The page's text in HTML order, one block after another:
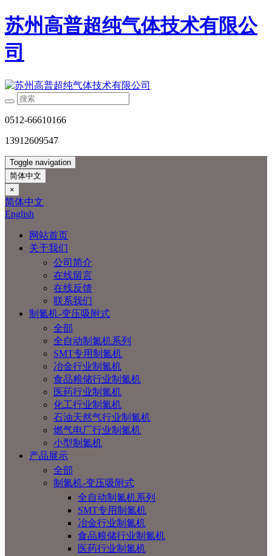
苏州高普超纯气体技术有限公
司
0512-66610166
13912609547
Toggle navigation
简体中文
×
简体中文
English
网站首页
关于我们
公司简介
在线留言
在线反馈
联系我们
制氮机-变压吸附式
全部
全自动制氮机系列
SMT专用制氮机
冶金行业制氮机
食品粮储行业制氮机
医药行业制氮机
化工行业制氮机
石油天然气行业制氮机
燃气电厂行业制氮机
小型制氮机
产品展示
全部
制氮机-变压吸附式
全自动制氮机系列
SMT专用制氮机
冶金行业制氮机
食品粮储行业制氮机
医药行业制氮机